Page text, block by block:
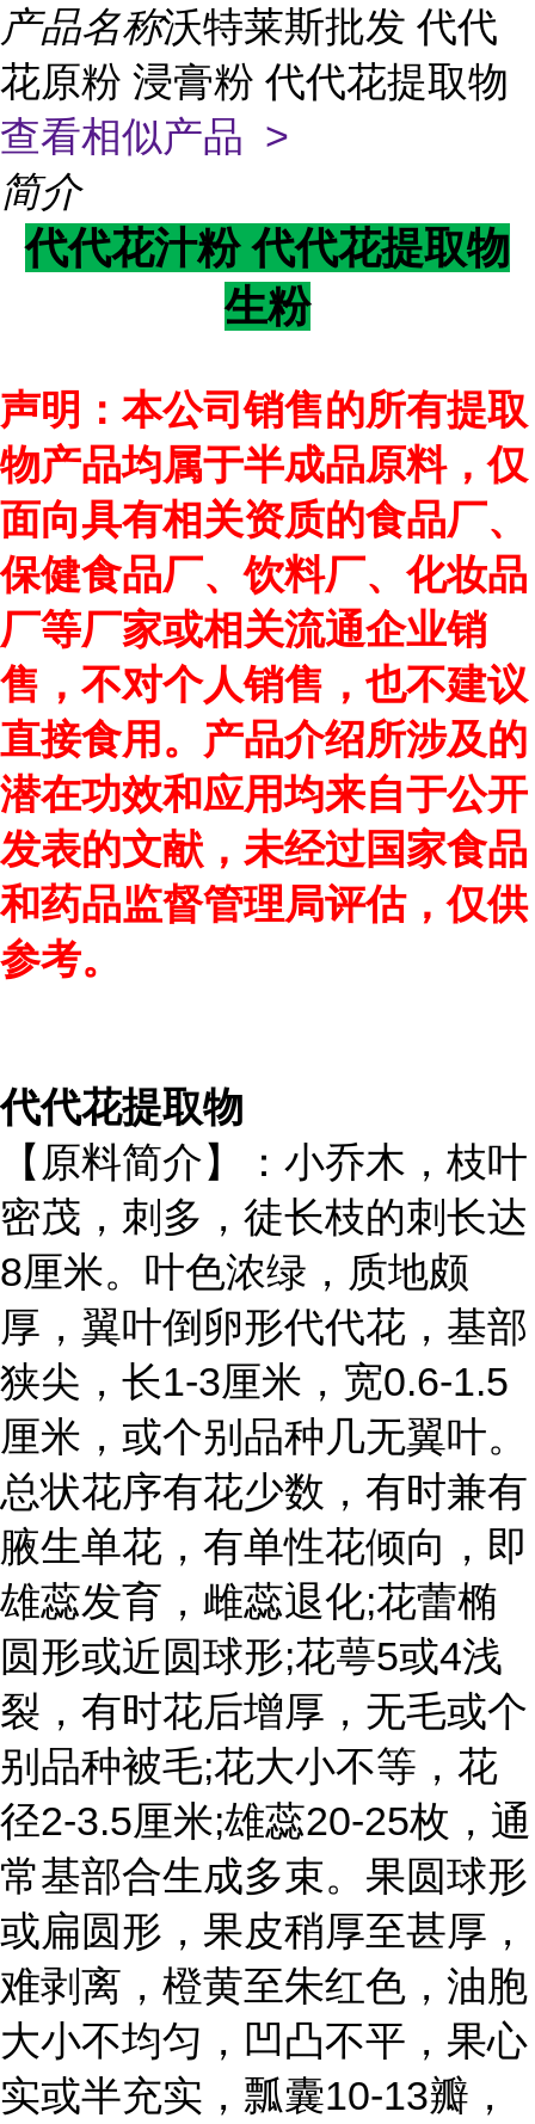
产品名称沃特莱斯批发 代代
花原粉 浸膏粉 代代花提取物
查看相似产品 >
简介
代代花汁粉代代花提取物
生粉
声明：本公司销售的所有提取
物产品均属于半成品原料，仅
面向具有相关资质的食品厂、
保健食品厂、饮料厂、化妆品
厂等厂家或相关流通企业销
售，不对个人销售，也不建议
直接食用。产品介绍所涉及的
潜在功效和应用均来自于公开
发表的文献，未经过国家食品
和药品监督管理局评估，仅供
参考。
代代花提取物
【原料简介】：小乔木，枝叶
密茂，刺多，徒长枝的刺长达
8厘米。叶色浓绿，质地颇
厚，翼叶倒卵形代代花，基部
狭尖，长1-3厘米，宽0.6-1.5
厘米，或个别品种几无翼叶。
总状花序有花少数，有时兼有
腋生单花，有单性花倾向，即
雄蕊发育，雌蕊退化;花蕾椭
圆形或近圆球形;花萼5或4浅
裂，有时花后增厚，无毛或个
别品种被毛;花大小不等，花
径2-3.5厘米;雄蕊20-25枚，通
常基部合生成多束。果圆球形
或扁圆形，果皮稍厚至甚厚，
难剥离，橙黄至朱红色，油胞
大小不均匀，凹凸不平，果心
实或半充实，瓢囊10-13瓣，